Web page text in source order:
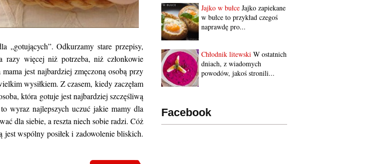
Jajko w bułce Jajko zapiekane
w bułce to przykład czegoś
naprawdę pro...
Chłodnik litewski W ostatnich
dniach, z wiadomych
powodów, jakoś stronili...
Facebook
„gotujących”. Odkurzamy stare przepisy,
razy więcej niż potrzeba, niż członkowie
jest najbardziej zmęczoną osobą przy
wysiłkiem. Z czasem, kiedy zaczęłam
która gotuje jest najbardziej szczęśliwą
wyraz najlepszych uczuć jakie mamy dla
dla siebie, a reszta niech sobie radzi. Cóż
wspólny posiłek i zadowolenie bliskich.